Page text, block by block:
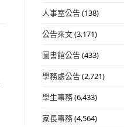
人事室公告(138)
公告來文(3,171)
圖書館公告(433)
學務處公告(2,721)
學生事務(6,433)
家長事務(4,564)